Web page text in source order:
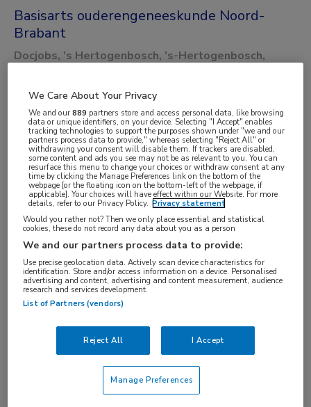
Basisarts ouderengeneeskunde Noord-
Brabant
Docjobs, 's Hertogenbosch, 's-Hertogenbosch,
VAKGEBIED
Artsen
FUNCTIE
Basisarts
BRANCHE
Instelling/tehuis
AANSTELLING
Tijdelijk dienstverband
PLAATSINGSDATUM
12 juli 2025
NIVEAU
Niet nader bepaald
We Care About Your Privacy
We and our889 partners store and access personal data, like browsing
data or unique identifiers, on your device. Selecting "I Accept" enables
tracking technologies to support the purposes shown under "we and our
partners process data to provide," whereas selecting "Reject All" or
withdrawing your consent will disable them. If trackers are disabled,
some content and ads you see may not be as relevant to you. You can
resurface this menu to change your choices or withdraw consent at any
time by clicking the Manage Preferences link on the bottom of the
webpage [or the floating icon on the bottom-left of the webpage, if
applicable]. Your choices will have effect within our Website. For more
details, refer to our Privacy Policy. Privacy statement
Would you rather not? Then we only place essential and statistical
cookies, these do not record any data about you as a person
We and our partners process data to provide:
Use precise geolocation data. Actively scan device characteristics for
identification. Store and/or access information on a device. Personalised
advertising and content, advertising and content measurement, audience
research and services development.
List of Partners (vendors)
Reject All I Accept
Manage Preferences